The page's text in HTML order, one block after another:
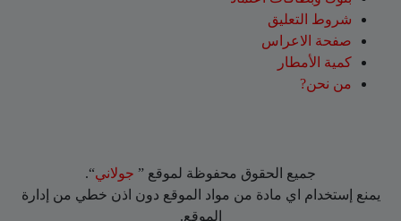
شروط التعليق‎
صفحة الاعراس
كمية الأمطار
من نحن?
جميع الحقوق محفوظة لموقع ” جولاني“.
يمنع إستخدام اي مادة من مواد الموقع دون اذن خطي من إدارة
الموقع.